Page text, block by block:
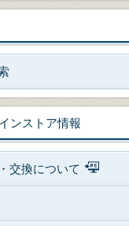
ンストア情報
交換について